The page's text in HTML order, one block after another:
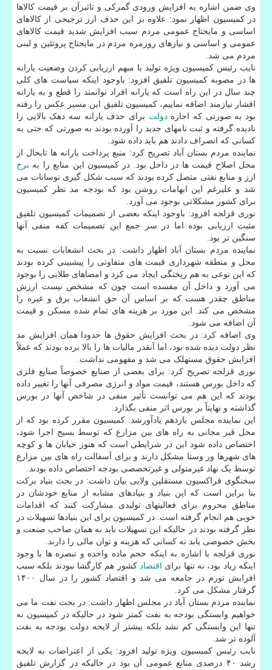
وی ضمن اشاره به افزایش ورودی گمرکی و تاثیرآن بر قیمت کالاها
در کمیسیون اظهار نمود: علاوه بر این حذف ارز ترجیحی از کالاهای
اساسی و مایحتاج عمومی مردم سبب افزایش شدید قیمت کالاهای
عمومی و اساسی و نیازهای روزمره مردم در مایحتاج پروتئین و لبنی
مردم می شد.
نایب رئیس کمیسیون ویژه تولید با مبهم ارزیابی کردن وضعیت یارانه
ها در مصوبه کمیسیون تلفیق افزود: باوجود اینکه سیاست های کلی
چند سال در این راه است که یارانه افراد توانمند را قطع و به یارانه
اقشار نیازمند اضافه نماییم، کمیسیون تلفیق این مسیر عکس را رفته
بود به صورتی که اجازهدولت برای حذف یارانه سه دهک بالایی را
نادیده گرفته و ثبت نامهای جدید را آورده بودند به صورتی که حتی به
کسانی که انصراف دادند هم باید داده شود.
نماینده مردم بستان آباد تصریح کرد: منبع پرداخت یارانه ها تابحال از
محل اصلاح قیمت ها در داخل بود. در کمیسیون این منابع را به نرخ
ارز و منابع نفتی متصل کرده بودند که سبب شکل گیری نوسانات می
شد و علیرغم این ابهامات روشن بود که بودجه مد نظر کمیسیون
برای کشور مشکلاتی بوجود می آورد.
نوری قزلجه افزود: باوجود اینکه بعضی از تصمیمات کمیسیون تلفیق
مثبت ارزیابی بوده اما در سر جمع این تصمیمات کفه منفی آنها
سنگین تر بود.
نماینده مردم بستان آباد اظهار داشت: در بحث انشعابات نسبت به
محل و منطقه شهرداری قیمت های متفاوتی را پیشبینی کرده بودند
که این نوعی به هم ریختگی ایجاد می کرد و امضاهای طلایی را بوجود
می آورد و داخل آن مفسده است چون که مشخص نیست ارزش
مناطق چقدر هست که بر اساس آن حق انشعاب برق و غیره را
مشخص می کند. این مورد بر هزینه های تمام شده مسکن و قیمت
آن اضافه می شود.
وی اضافه کرد: در بحث افزایش حقوق ها حدودا همان افزایش مد
نظر دولت دیده شده بود، اما آنقدر مالیات ها را بالا برده بودند که عملاً
افزایش حقوق مستهلک می شد و مفهومی نداشت.
نوری قزلجه تصریح کرد: برای بعضی از صنایع خصوصاً صنایع فلزی
که داخل بورس هستند، قیمت مواد و انرژی مصرفی آنها را تغییر داده
بودند که این هم می توانست تأثیر منفی در شاخص آنها در بورس
گذاشته و نهایتاً بر بورس اثر منفی بگذارد.
این نماینده مجلس یازدهم یادآورشد: کمیسیون مقرر کرده بود که از
محل قیر مجانی به راه های بین مزارع که توسط بسیج اجرا شود،
اختصاص داده شود این در شرایطی است که هنوز خیابان ها و کوچه
های شهرها ور وستا مشکل دارند و برای آسفالت راه های بین مزارع
توسط یک نهاد غیرمتولی و غیرتخصصی بودجه اختصاص داده بودند.
سخنگوی فراکسیون مستقلین ولایی بیان داشت: در بحث بنیاد برکت
بنا براین است که این بنیاد و بنیادهای مشابه از منابع خودشان در
مناطق محروم برای فعالیتهای تولیدی مشارکت کنند که اقدامات
خوبی هم انجام گرفته است. در کمیسیون برای این بنیادها تسهیلات در
نظر گرفته بودند در حالیکه این تسهیلات باید به همان صاحب صنعت و
بخش خصوصی یابد نه کسانی که هزینه و توان مالی را دارند.
نوری قزلجه با اشاره به اینکه حجم ماده واحده و تبصره ها با وجود
اینکه زیاد بود، نه تنها برای
اقتصاد کشور هم کارگشا نبودند بلکه سبب
افزایش تورم در جامعه می شد و اقتصاد کشور را در سال ۱۴۰۰
گرفتار مشکل می کرد.
نماینده مردم بستان آباد در مجلس اظهار داشت: در بحث نفت ما می
خواهیم وابستگی بودجه به نفت کمتر شود در حالیکه در کمیسیون نه
تنها این وابستگی کم نشد بلکه بیشتر از لایحه دولت بودجه به نفت
آلوده تر شد.
نایب رئیس کمیسیون ویژه تولید افزود: یکی از اعتراضات به لایحه
رشد ۴۰ درصدی منابع عمومی آن بود در حالیکه در گزارش تلفیق